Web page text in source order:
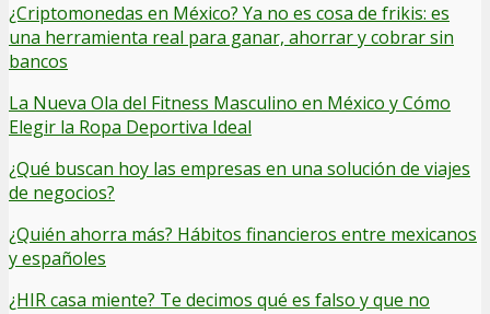
¿Criptomonedas en México? Ya no es cosa de frikis: es
una herramienta real para ganar, ahorrar y cobrar sin
bancos
La Nueva Ola del Fitness Masculino en México y Cómo
Elegir la Ropa Deportiva Ideal
¿Qué buscan hoy las empresas en una solución de viajes
de negocios?
¿Quién ahorra más? Hábitos financieros entre mexicanos
y españoles
¿HIR casa miente? Te decimos qué es falso y que no